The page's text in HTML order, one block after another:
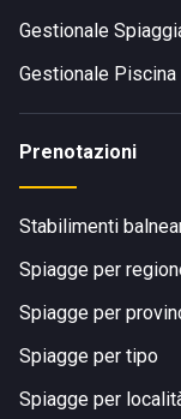
Gestionale
Gestionale Piscina
Prenotazioni
Stabilimenti
Spiagge per
Spiagge per
Spiagge per tipo
Spiagge per